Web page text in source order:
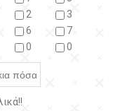
2
3
6
7
0 0